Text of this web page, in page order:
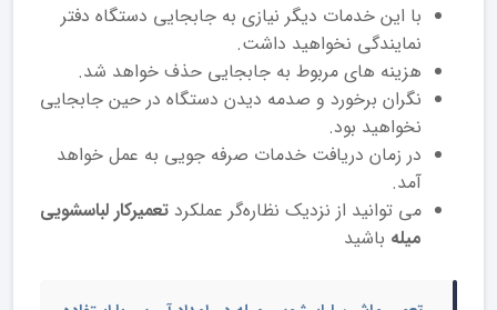
با این خدمات دیگر نیازی به جابجایی دستگاه دفتر
نمایندگی نخواهید داشت.
هزینه های مربوط به جابجایی حذف خواهد شد.
نگران برخورد و صدمه دیدن دستگاه در حین جابجایی
نخواهید بود.
در زمان دریافت خدمات صرفه جویی به عمل خواهد
آمد.
می توانید از نزدیک نظاره‌گر عملکرد تعمیرکار لباسشویی
میله باشید